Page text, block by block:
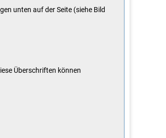
unten auf der Seite (siehe Bild
Überschriften können